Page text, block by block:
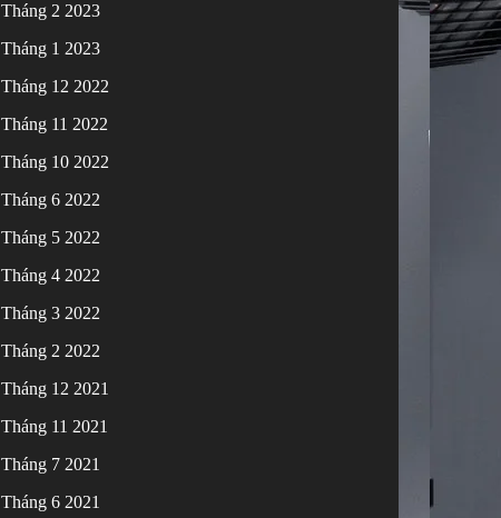
Tháng 2 2023
Tháng 1 2023
Tháng 12 2022
Tháng 11 2022
Tháng 10 2022
Tháng 6 2022
Tháng 5 2022
Tháng 4 2022
Tháng 3 2022
Tháng 2 2022
Tháng 12 2021
Tháng 11 2021
Tháng 7 2021
Tháng 6 2021